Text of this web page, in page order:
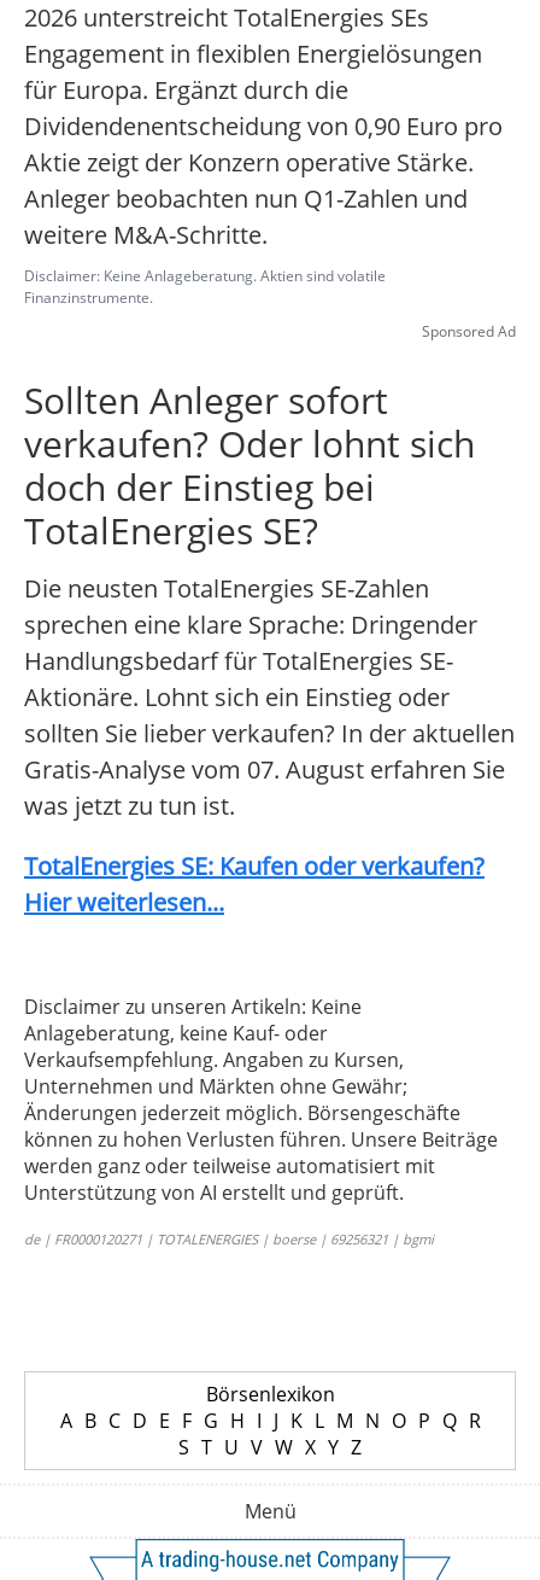
2026 unterstreicht TotalEnergies SEs
Engagement in flexiblen Energielösungen
für Europa. Ergänzt durch die
Dividendenentscheidung von 0,90 Euro pro
Aktie zeigt der Konzern operative Stärke.
Anleger beobachten nun Q1-Zahlen und
weitere M&A-Schritte.
Disclaimer: Keine Anlageberatung. Aktien sind volatile
Finanzinstrumente.
Sponsored Ad
Sollten Anleger sofort
verkaufen? Oder lohnt sich
doch der Einstieg bei
TotalEnergies SE?
Die neusten TotalEnergies SE-Zahlen
sprechen eine klare Sprache: Dringender
Handlungsbedarf für TotalEnergies SE-
Aktionäre. Lohnt sich ein Einstieg oder
sollten Sie lieber verkaufen? In der aktuellen
Gratis-Analyse vom 07. August erfahren Sie
was jetzt zu tun ist.
TotalEnergies SE: Kaufen oder verkaufen?
Hier weiterlesen...
Disclaimer zu unseren Artikeln: Keine
Anlageberatung, keine Kauf- oder
Verkaufsempfehlung. Angaben zu Kursen,
Unternehmen und Märkten ohne Gewähr;
Änderungen jederzeit möglich. Börsengeschäfte
können zu hohen Verlusten führen. Unsere Beiträge
werden ganz oder teilweise automatisiert mit
Unterstützung von AI erstellt und geprüft.
de | FR0000120271 | TOTALENERGIES | boerse | 69256321 | bgmi
Börsenlexikon
A B C D E F G H I J K L M N O P Q R
S T U V W X Y Z
Menü